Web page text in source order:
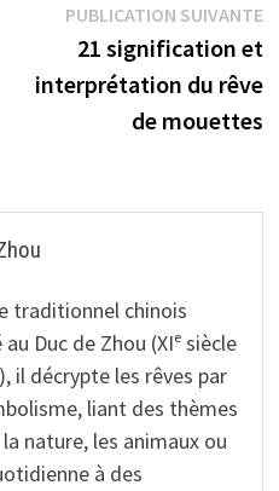
:
PUBLICATION SUIVANTE
21 signification et
interprétation du rêve
de mouettes
traditionnel chinois
Duc de Zhou (XIᵉ siècle
il décrypte les rêves par
liant des thèmes
nature, les animaux ou
à des